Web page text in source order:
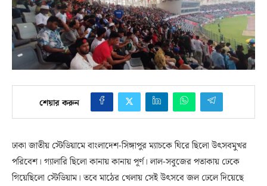
শেয়ার করুন
ঢাকা জাতীয় স্টেডিয়ামে বাংলাদেশ-সিঙ্গাপুর ম্যাচকে ঘিরে ছিলো উৎসবমুখর
পরিবেশ। গ্যালারি ছিলো কানায় কানায় পূর্ণ। লাল-সবুজের পতাকায় ঢেকে
গিয়েছিলো স্টেডিয়াম। তবে মাঠের খেলায় সেই উৎসবে জল ঢেলে দিয়েছে